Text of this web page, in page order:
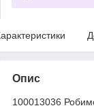
Опис
100013036